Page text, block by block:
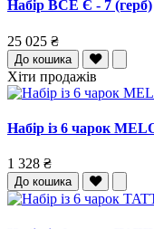
Набір ВСЕ Є - 7 (герб)
25 025 ₴
До кошика
Хіти продажів
Набір із 6 чарок
1 328 ₴
До кошика